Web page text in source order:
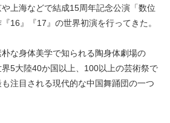
上海などで結成15周年記念公演「数位
16』『17』の世界初演を行ってきた。
な身体美学で知られる陶身体劇場の
界5大陸40か国以上、100以上の芸術祭で
注目される現代的な中国舞踊団の一つ